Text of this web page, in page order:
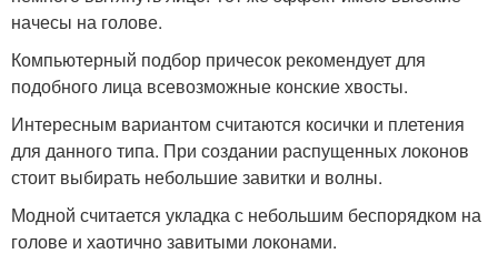
начесы на голове.
Компьютерный подбор причесок рекомендует для
подобного лица всевозможные конские хвосты.
Интересным вариантом считаются косички и плетения
для данного типа. При создании распущенных локонов
стоит выбирать небольшие завитки и волны.
Модной считается укладка с небольшим беспорядком на
голове и хаотично завитыми локонами.